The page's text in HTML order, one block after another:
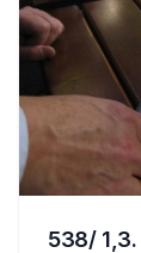
538/ 1,3.